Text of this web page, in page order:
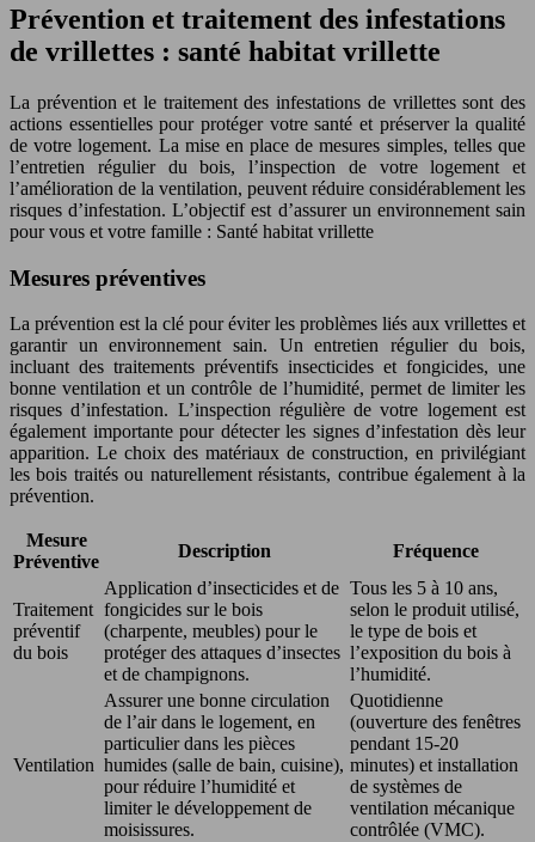
Prévention et traitement des infestations
de vrillettes : santé habitat vrillette
La prévention et le traitement des infestations de vrillettes sont des
actions essentielles pour protéger votre santé et préserver la qualité
de votre logement. La mise en place de mesures simples, telles que
l’entretien régulier du bois, l’inspection de votre logement et
l’amélioration de la ventilation, peuvent réduire considérablement les
risques d’infestation. L’objectif est d’assurer un environnement sain
pour vous et votre famille : Santé habitat vrillette
Mesures préventives
La prévention est la clé pour éviter les problèmes liés aux vrillettes et
garantir un environnement sain. Un entretien régulier du bois,
incluant des traitements préventifs insecticides et fongicides, une
bonne ventilation et un contrôle de l’humidité, permet de limiter les
risques d’infestation. L’inspection régulière de votre logement est
également importante pour détecter les signes d’infestation dès leur
apparition. Le choix des matériaux de construction, en privilégiant
les bois traités ou naturellement résistants, contribue également à la
prévention.
Mesure
Préventive
Description Fréquence
Traitement
préventif
du bois
Application d’insecticides et de
fongicides sur le bois
(charpente, meubles) pour le
protéger des attaques d’insectes
et de champignons.
Tous les 5 à 10 ans,
selon le produit utilisé,
le type de bois et
l’exposition du bois à
l’humidité.
Ventilation
Assurer une bonne circulation
de l’air dans le logement, en
particulier dans les pièces
humides (salle de bain, cuisine),
pour réduire l’humidité et
limiter le développement de
moisissures.
Quotidienne
(ouverture des fenêtres
pendant 15-20
minutes) et installation
de systèmes de
ventilation mécanique
contrôlée (VMC).